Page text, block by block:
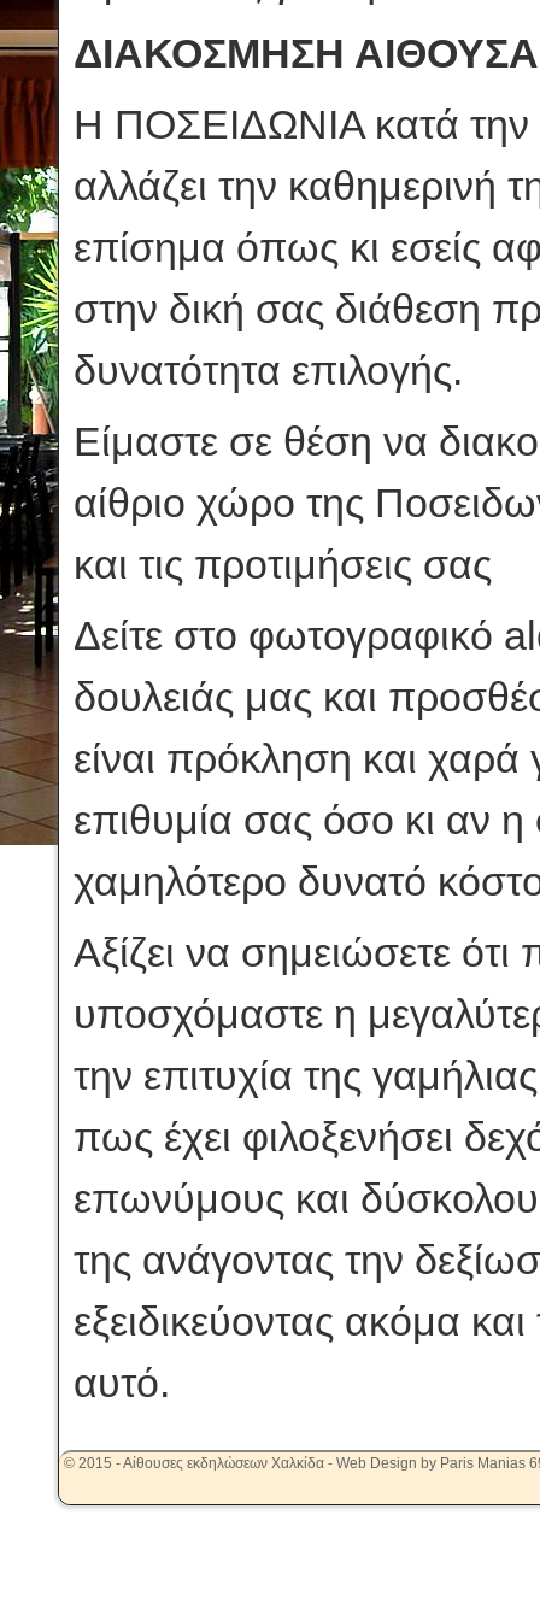
ΔΙΑΚΟΣΜΗΣΗ
Η ΠΟΣΕΙΔΩΝΙΑ κατά την
αλλάζει την καθημερινή
επίσημα όπως κι εσείς
στην δική σας διάθεση
δυνατότητα επιλογής.
Είμαστε σε θέση να
αίθριο χώρο της
και τις προτιμήσεις σας
Δείτε στο φωτογραφικό
δουλειάς μας και
είναι πρόκληση και
επιθυμία σας όσο κι αν
χαμηλότερο δυνατό
Αξίζει να σημειώσετε
υποσχόμαστε η
την επιτυχία της
πως έχει φιλοξενήσει
επωνύμους και
της ανάγοντας την
εξειδικεύοντας ακόμα
αυτό.
© 2015 - Αίθουσες εκδηλώσεων Χαλκίδα - Web Design by Paris Manias